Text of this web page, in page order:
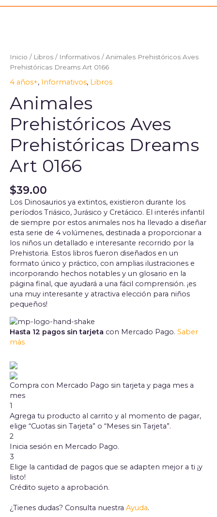
Inicio / Libros / Informativos / Animales Prehistóricos Aves
Prehistóricas Dreams Art 0166
4 años+, Informativos, Libros
Animales
Prehistóricos Aves
Prehistóricas Dreams
Art 0166
$39.00
Los Dinosaurios ya extintos, existieron durante los
períodos Triásico, Jurásico y Cretácico. El interés infantil
de siempre por estos animales nos ha llevado a diseñar
esta serie de 4 volúmenes, destinada a proporcionar a
los niños un detallado e interesante recorrido por la
Prehistoria. Estos libros fueron diseñados en un
formato único y práctico, con amplias ilustraciones e
incorporando hechos notables y un glosario en la
página final, que ayudará a una fácil comprensión. ¡es
una muy interesante y atractiva elección para niños
pequeños!
Hasta 12 pagos sin tarjeta con Mercado Pago. Saber
más
Compra con Mercado Pago sin tarjeta y paga mes a
mes
1
Agrega tu producto al carrito y al momento de pagar,
elige “Cuotas sin Tarjeta” o “Meses sin Tarjeta”.
2
Inicia sesión en Mercado Pago.
3
Elige la cantidad de pagos que se adapten mejor a ti ¡y
listo!
Crédito sujeto a aprobación.
¿Tienes dudas? Consulta nuestra Ayuda.
Prehistóricas
Dreams
0166